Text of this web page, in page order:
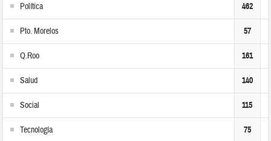
Política 462
Pto. Morelos 57
Q.Roo 161
Salud 140
Social 115
Tecnología 75